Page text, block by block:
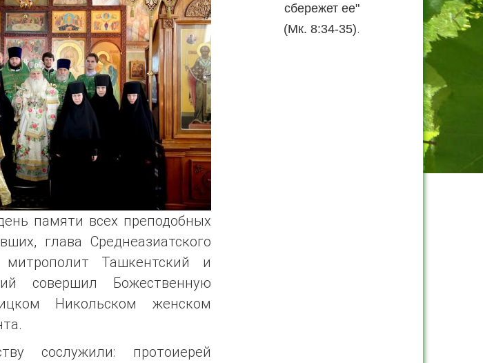
памяти всех преподобных
глава Среднеазиатского
митрополит Ташкентский и
совершил Божественную
Никольском женском
сослужили: протоиерей
сбережет ее"
(Мк. 8:34-35).